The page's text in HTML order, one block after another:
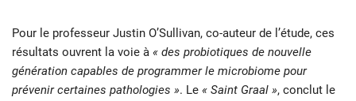
Pour le professeur Justin O’Sullivan, co-auteur de l’étude, ces
résultats ouvrent la voie à « des probiotiques de nouvelle
génération capables de programmer le microbiome pour
prévenir certaines pathologies ». Le « Saint Graal », conclut le